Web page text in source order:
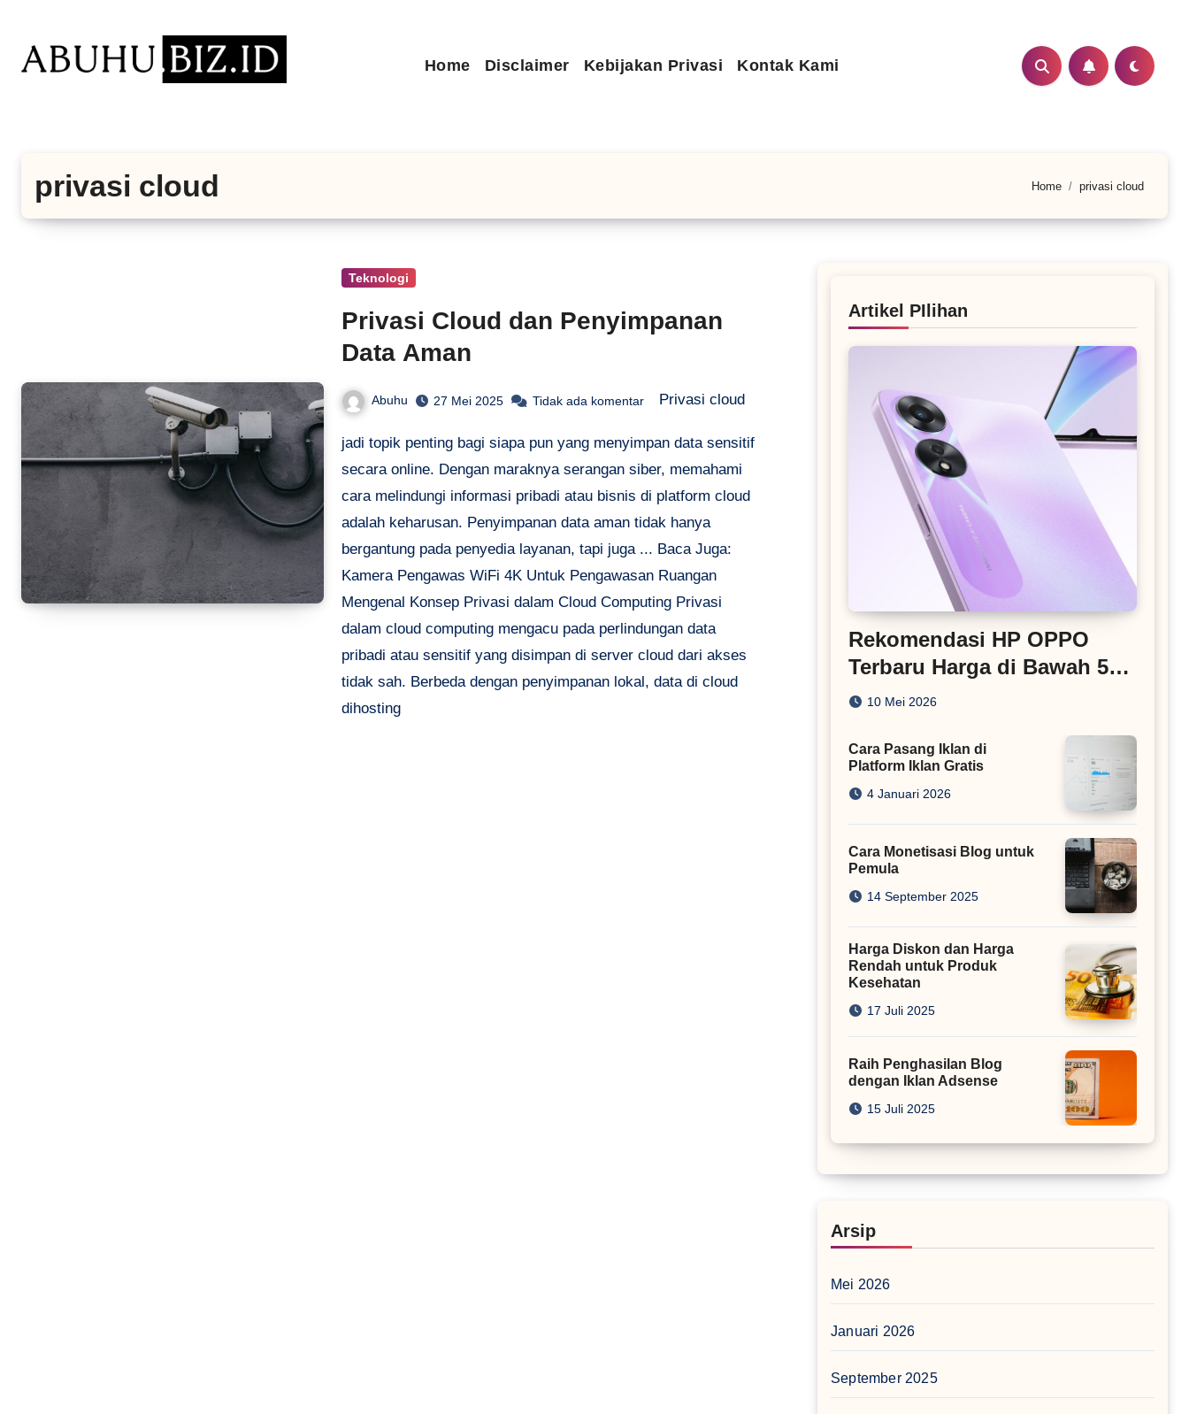
konten
Home Disclaimer Kebijakan Privasi Kontak Kami
privasi cloud Home privasi cloud
Teknologi
Privasi Cloud dan Penyimpanan
Data Aman
Abuhu 27 Mei 2025 Tidak ada komentar Privasi cloud
jadi topik penting bagi siapa pun yang menyimpan data sensitif
secara online. Dengan maraknya serangan siber, memahami
cara melindungi informasi pribadi atau bisnis di platform cloud
adalah keharusan. Penyimpanan data aman tidak hanya
bergantung pada penyedia layanan, tapi juga ... Baca Juga:
Kamera Pengawas WiFi 4K Untuk Pengawasan Ruangan
Mengenal Konsep Privasi dalam Cloud Computing Privasi
dalam cloud computing mengacu pada perlindungan data
pribadi atau sensitif yang disimpan di server cloud dari akses
tidak sah. Berbeda dengan penyimpanan lokal, data di cloud
dihosting
Artikel PIlihan
Rekomendasi HP OPPO
Terbaru Harga di Bawah 5
Juta
10 Mei 2026
Cara Pasang Iklan di
Platform Iklan Gratis
4 Januari 2026
Cara Monetisasi Blog untuk
Pemula
14 September 2025
Harga Diskon dan Harga
Rendah untuk Produk
Kesehatan
17 Juli 2025
Raih Penghasilan Blog
dengan Iklan Adsense
15 Juli 2025
Arsip
Mei 2026
Januari 2026
September 2025